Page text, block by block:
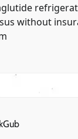
without